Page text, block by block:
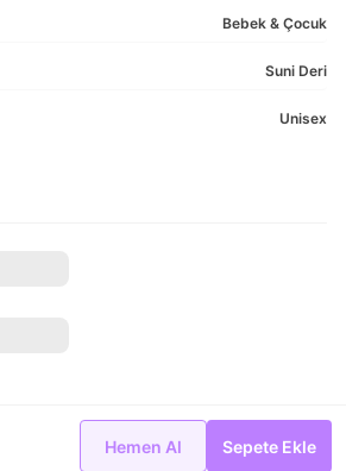
Hemen Al Sepete Ekle
Bebek & Çocuk
Suni Deri
Unisex